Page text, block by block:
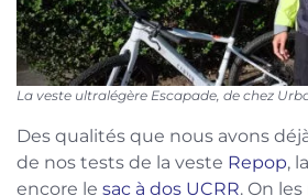
La veste ultralégère Escapade, de chez
Des qualités que nous avons
de nos tests de la veste Repop,
encore le sac à dos UCRR. On